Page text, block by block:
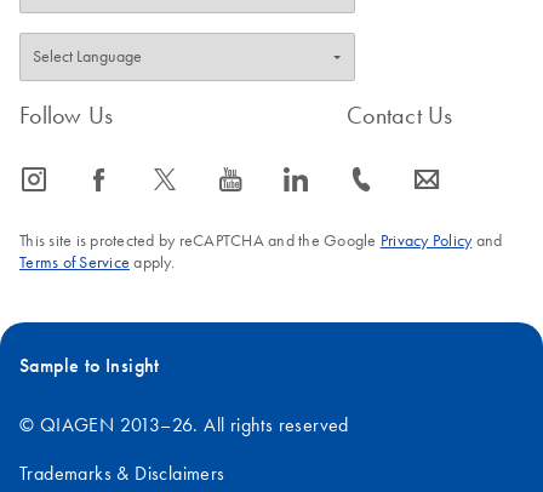
Follow Us
icon_0065_instagram-s icon_0064_facebook-s icon_0340_cc_gen_x-s icon_0077_youtube-s icon_0066_linkedin-s
Contact Us
icon_0072_phone-s icon_0063_envelope-s
This site is protected by reCAPTCHA and the Google Privacy Policyand
Terms of Service apply.
Sample to Insight
© QIAGEN 2013–26. All rights reserved
Trademarks & Disclaimers